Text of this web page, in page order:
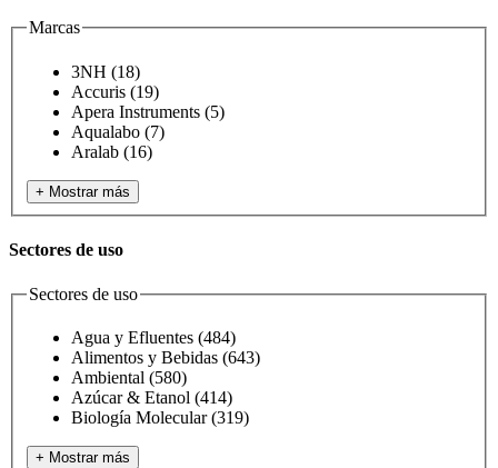
Marcas
3NH (18)
Accuris (19)
Apera Instruments (5)
Aqualabo (7)
Aralab (16)
+ Mostrar más
Sectores de uso
Sectores de uso
Agua y Efluentes (484)
Alimentos y Bebidas (643)
Ambiental (580)
Azúcar & Etanol (414)
Biología Molecular(319)
+ Mostrar más